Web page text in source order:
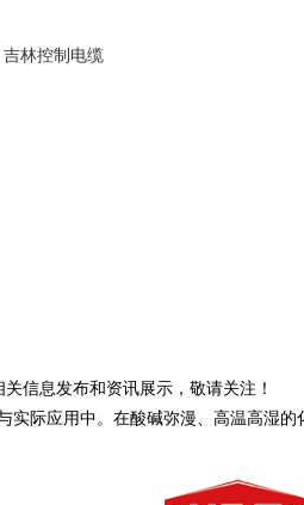
吉林控制电缆
信息发布和资讯展示，敬请关注！
际应用中。在酸碱弥漫、高温高湿